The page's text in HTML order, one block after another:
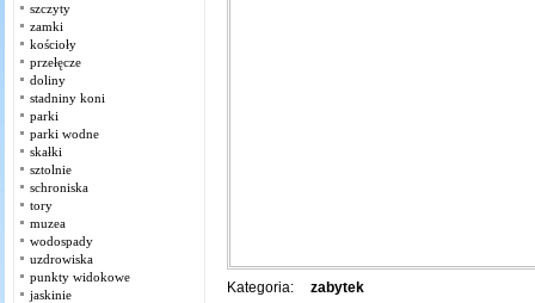
szczyty
zamki
kościoły
przełęcze
doliny
stadniny koni
parki
parki wodne
skałki
sztolnie
schroniska
tory
muzea
wodospady
uzdrowiska
punkty widokowe
jaskinie
Kategoria: zabytek